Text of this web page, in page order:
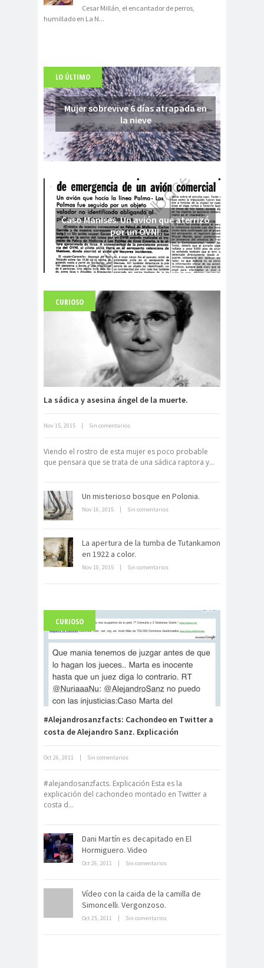
Cesar Millán, el encantador de perros,
humillado en La N...
LO ÚLTIMO
Mujer sobrevive 6 días atrapada en
la nieve
Caso Manises. Un avión que aterrizó
por un OVNI.
Fuerte abandonado del siglo XIX
ciencia para triunfar en el comercio
electrónico
Dentro de un manicomio
abandonado
Carlo Acutis, el beato incorrupto de
15 años
Archivo Getty, un tesoro bajo tierra
La derrota británica en Cartagena
de indias
CURIOSO
La sádica y asesina ángel de la muerte.
Nov 15, 2015 Sin comentarios
Viendo el rostro de esta mujer es poco probable
que pensara que se trata de una sádica raptora y...
Un misterioso bosque en Polonia.
Nov 16, 2015 Sin comentarios
La apertura de la tumba de Tutankamon
en 1922 a color.
Nov 10, 2015 Sin comentarios
CURIOSO
#Alejandrosanzfacts: Cachondeo en Twitter a
costa de Alejandro Sanz. Explicación
Oct 26, 2011 Sin comentarios
#alejandosanzfacts. Explicación Esta es la
explicación del cachondeo montado en Twitter a
costa d...
Dani Martín es decapitado en El
Hormiguero. Video
Oct 26, 2011 Sin comentarios
Vídeo con la caida de la camilla de
Simoncelli. Vergonzoso.
Oct 25, 2011 Sin comentarios